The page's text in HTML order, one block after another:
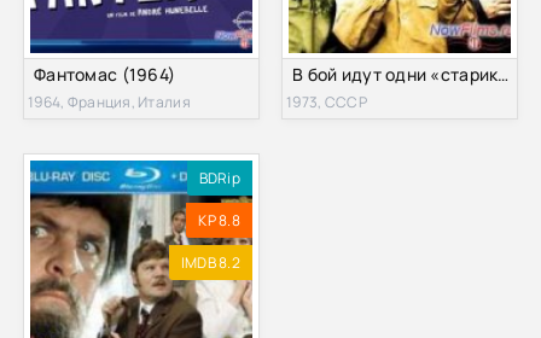
Фантомас (1964)
1964, Франция, Италия
В бой идут одни «старики» (1973)
1973, СССР
BDRip
KP 8.8
IMDB 8.2